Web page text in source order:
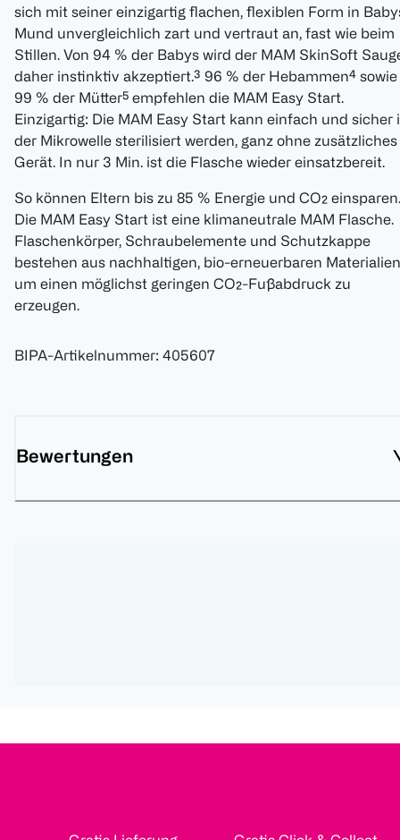
sich mit seiner einzigartig flachen, flexiblen Form in
Mund unvergleichlich zart und vertraut an, fast wie beim
Stillen. Von 94 % der Babys wird der MAM SkinSoft
daher instinktiv akzeptiert.³ 96 % der Hebammen⁴ sowie
99 % der Mütter⁵ empfehlen die MAM Easy Start.
Einzigartig: Die MAM Easy Start kann einfach und sicher
der Mikrowelle sterilisiert werden, ganz ohne zusätzliches
Gerät. In nur 3 Min. ist die Flasche wieder einsatzbereit.
So können Eltern bis zu 85 % Energie und CO₂
Die MAM Easy Start ist eine klimaneutrale MAM Flasche.
Flaschenkörper, Schraubelemente und Schutzkappe
bestehen aus nachhaltigen, bio-erneuerbaren
um einen möglichst geringen CO₂-Fußabdruck zu
erzeugen.
BIPA-Artikelnummer: 405607
Bewertungen